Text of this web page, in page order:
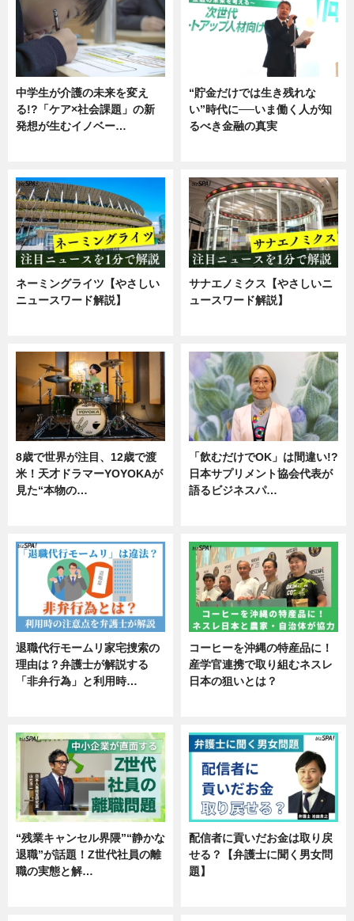
中学生が介護の未来を変え
る!?「ケア×社会課題」の新
発想が生むイノベー…
“貯金だけでは生き残れな
い”時代に──いま働く人が知
るべき金融の真実
ネーミングライツ【やさしい
ニュースワード解説】
サナエノミクス【やさしいニ
ュースワード解説】
8歳で世界が注目、12歳で渡
米！天才ドラマーYOYOKAが
見た“本物の…
「飲むだけでOK」は間違い!?
日本サプリメント協会代表が
語るビジネスパ…
退職代行モームリ家宅捜索の
理由は？弁護士が解説する
「非弁行為」と利用時…
コーヒーを沖縄の特産品に！
産学官連携で取り組むネスレ
日本の狙いとは？
“残業キャンセル界隈”“静かな
退職”が話題！Z世代社員の離
職の実態と解…
配信者に貢いだお金は取り戻
せる？【弁護士に聞く男女問
題】